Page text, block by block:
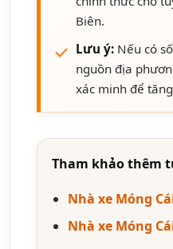
Biên.
Lưu ý: Nếu có
nguồn địa
xác minh để
Tham khảo thêm
Nhà xe Móng
Nhà xe Móng